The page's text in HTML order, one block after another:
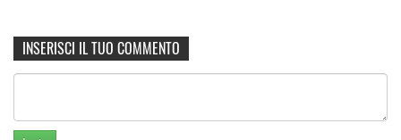
INSERISCI IL TUO COMMENTO